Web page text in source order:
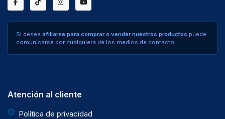
Si desea afiliarse para comprar o vender nuestros productos puede
comunicarse por cualquiera de los medios de contacto.
Atención al cliente
Política de privacidad